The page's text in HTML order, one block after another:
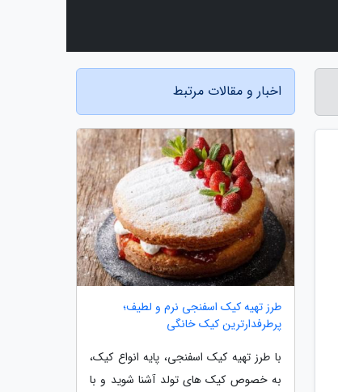
اخبار و مقالات مرتبط
طرز تهیه کیک اسفنجی نرم و لطیف؛
پرطرفدارترین کیک خانگی
با طرز تهیه کیک اسفنجی، پایه انواع کیک،
به خصوص کیک های تولد آشنا شوید و با